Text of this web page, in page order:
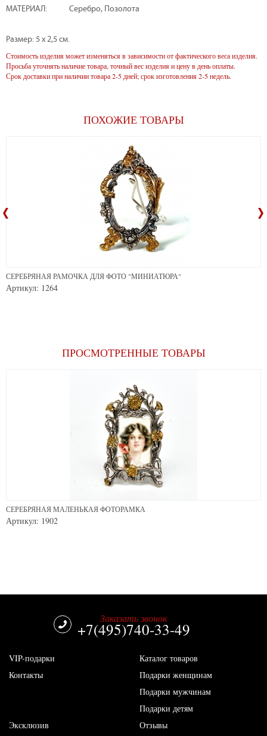
МАТЕРИАЛ:
Серебро, Позолота
Размер: 5 х 2,5 см.
Стоимость изделия может изменяться в зависимости от фактического веса изделия.
Просьба уточнять наличие товара, точный вес изделия и цену в день оплаты.
Срок доставки при наличии товара 2-5 дней; срок изготовления 2-5 недель.
ПОХОЖИЕ ТОВАРЫ
СЕРЕБРЯНАЯ РАМОЧКА ДЛЯ ФОТО "МИНИАТЮРА"
Артикул: 1264
ПРОСМОТРЕННЫЕ ТОВАРЫ
СЕРЕБРЯНАЯ МАЛЕНЬКАЯ ФОТОРАМКА
Артикул: 1902
Заказать звонок
+7(495)740-33-49
VIP-подарки
Контакты
Каталог товаров
Подарки женщинам
Подарки мужчинам
Подарки детям
Эксклюзив
Отзывы